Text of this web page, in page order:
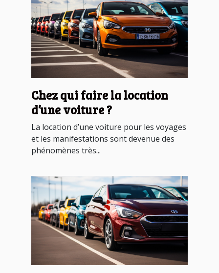
Chez qui faire la location
d’une voiture ?
La location d’une voiture pour les voyages
et les manifestations sont devenue des
phénomènes très...